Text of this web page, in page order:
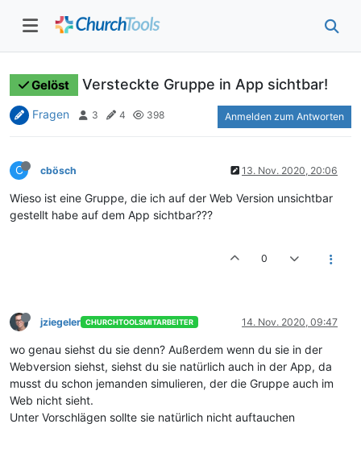
Gelöst Versteckte Gruppe in App sichtbar!
Fragen 3 4 398 Anmelden zum Antworten
C cbösch 13. Nov. 2020, 20:06
Wieso ist eine Gruppe, die ich auf der Web Version unsichtbar
gestellt habe auf dem App sichtbar???
0
jziegeler CHURCHTOOLSMITARBEITER 14. Nov. 2020, 09:47
wo genau siehst du sie denn? Außerdem wenn du sie in der
Webversion siehst, siehst du sie natürlich auch in der App, da
musst du schon jemanden simulieren, der die Gruppe auch im
Web nicht sieht.
Unter Vorschlägen sollte sie natürlich nicht auftauchen